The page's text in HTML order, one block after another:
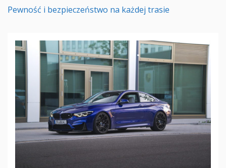
Pewność i bezpieczeństwo na każdej trasie